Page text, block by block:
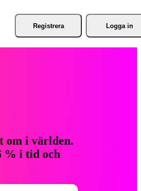
Registrera Logga in
om i världen.
% i tid och